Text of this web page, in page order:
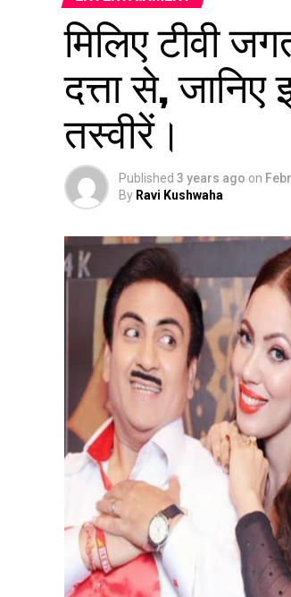
मिलिए टीवी
दत्ता से,
तस्वीरें।
Published 3 years ago on
By Ravi Kushwaha